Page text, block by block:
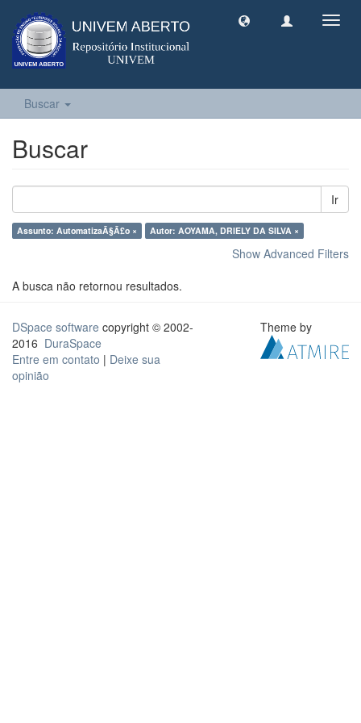
Buscar
Buscar
Ir
Assunto: AutomatizaÃ§Ã£o × Autor: AOYAMA, DRIELY DA SILVA ×
Show Advanced Filters
A busca não retornou resultados.
DSpace software copyright © 2002-
2016 DuraSpace
Entre em contato | Deixe sua
opinião
Theme by